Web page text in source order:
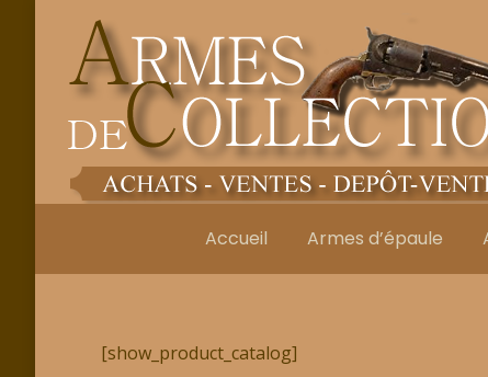
Accueil Armes d’épaule
[show_product_catalog]